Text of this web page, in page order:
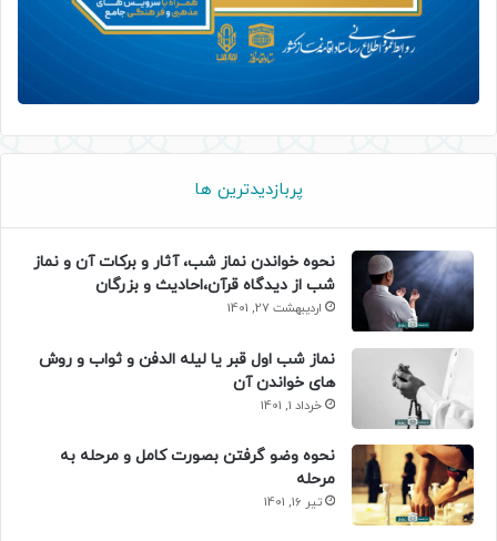
پربازدیدترین ها
نحوه خواندن نماز شب، آثار و برکات آن و نماز
شب از دیدگاه قرآن،احادیث و بزرگان
اردیبهشت 27, 1401
نماز شب اول قبر یا لیله الدفن و ثواب و روش
های خواندن آن
خرداد 1, 1401
نحوه وضو گرفتن بصورت کامل و مرحله به
مرحله
تیر 16, 1401